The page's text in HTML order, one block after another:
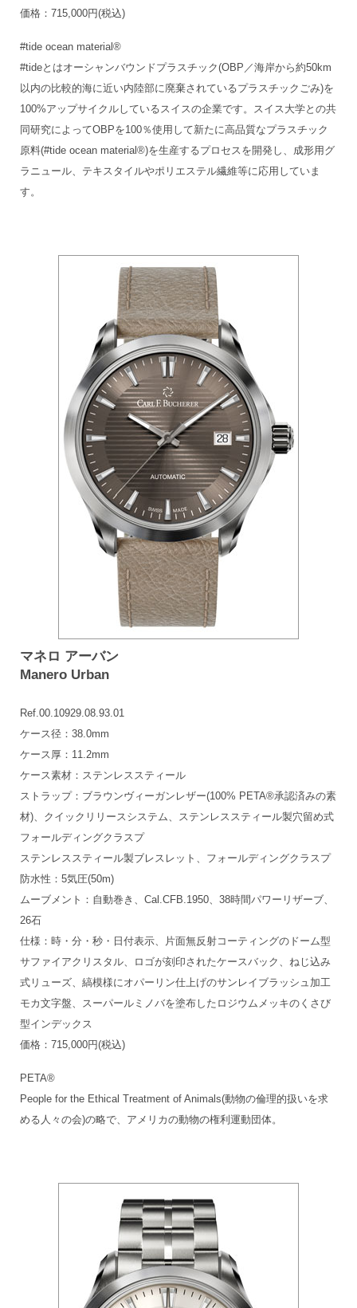
価格：715,000円(税込)
#tide ocean material®
#tideとはオーシャンバウンドプラスチック(OBP／海岸から約50km
以内の比較的海に近い内陸部に廃棄されているプラスチックごみ)を
100%アップサイクルしているスイスの企業です。スイス大学との共
同研究によってOBPを100％使用して新たに高品質なプラスチック
原料(#tide ocean material®)を生産するプロセスを開発し、成形用グ
ラニュール、テキスタイルやポリエステル繊維等に応用していま
す。
マネロ アーバン
Manero Urban
Ref.00.10929.08.93.01
ケース径：38.0mm
ケース厚：11.2mm
ケース素材：ステンレススティール
ストラップ：ブラウンヴィーガンレザー(100% PETA®承認済みの素
材)、クイックリリースシステム、ステンレススティール製穴留め式
フォールディングクラスプ
ステンレススティール製ブレスレット、フォールディングクラスプ
防水性：5気圧(50m)
ムーブメント：自動巻き、Cal.CFB.1950、38時間パワーリザーブ、
26石
仕様：時・分・秒・日付表示、片面無反射コーティングのドーム型
サファイアクリスタル、ロゴが刻印されたケースバック、ねじ込み
式リューズ、縞模様にオパーリン仕上げのサンレイブラッシュ加工
モカ文字盤、スーパールミノバを塗布したロジウムメッキのくさび
型インデックス
価格：715,000円(税込)
PETA®
People for the Ethical Treatment of Animals(動物の倫理的扱いを求
める人々の会)の略で、アメリカの動物の権利運動団体。